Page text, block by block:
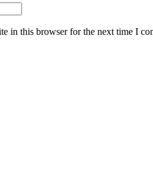
in this browser for the next time I